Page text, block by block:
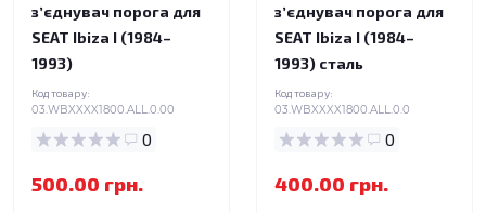
зʼєднувач порога для
SEAT Ibiza I (1984–
1993)
Код товару:
03.WBXXXX1800.ALL.0.00
0
500.00 грн.
зʼєднувач порога для
SEAT Ibiza I (1984–
1993) сталь
Код товару:
03.WBXXXX1800.ALL.0.0
0
400.00 грн.